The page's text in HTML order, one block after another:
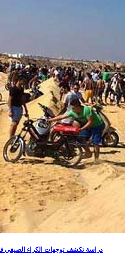
دراسة تكشف توجهات الكراء الصيفي